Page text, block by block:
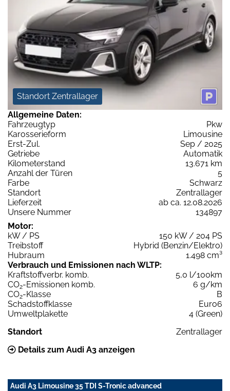
Standort Zentrallager
Allgemeine Daten:
Fahrzeugtyp
Pkw
Karosserieform
Limousine
Erst-Zul.
Sep / 2025
Getriebe
Automatik
Kilometerstand
13.671 km
Anzahl der Türen
5
Farbe
Schwarz
Standort
Zentrallager
Lieferzeit
ab ca. 12.08.2026
Unsere Nummer
134897
Motor:
kW / PS
150 kW / 204 PS
Treibstoff
Hybrid (Benzin/Elektro)
Hubraum
1.498 cm³
Verbrauch und Emissionen nach WLTP:
Kraftstoffverbr. komb.
5,0 l/100km
CO2-Emissionen komb.
6 g/km
CO2-Klasse
B
Schadstoffklasse
Euro6
Umweltplakette
4 (Green)
Standort
Zentrallager
Details zum Audi A3 anzeigen
Audi A3 Limousine 35 TDI S-Tronic advanced